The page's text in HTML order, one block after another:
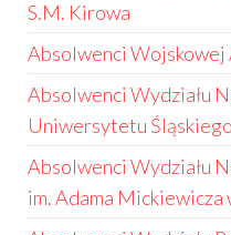
S.M. Kirowa
Absolwenci Wojskowej
Absolwenci Wydziału
Uniwersytetu Śląskiego
Absolwenci Wydziału
im. Adama Mickiewicza